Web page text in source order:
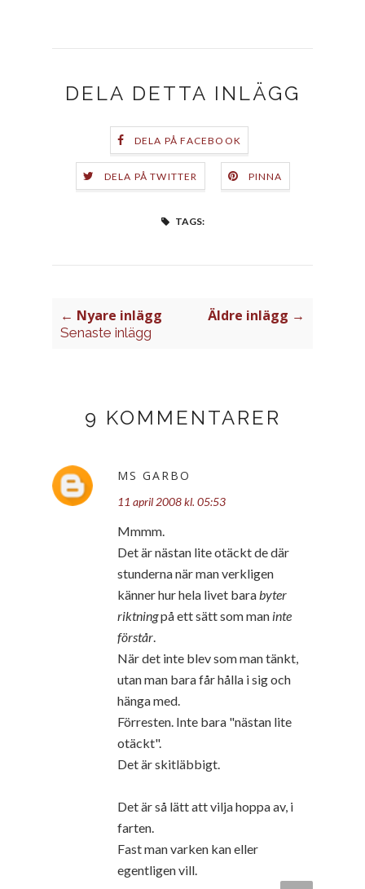
DELA DETTA INLÄGG
DELA PÅ FACEBOOK
DELA PÅ TWITTER PINNA
TAGS:
← Nyare inlägg
Senaste inlägg
Äldre inlägg →
9 KOMMENTARER
MS GARBO
11 april 2008 kl. 05:53
Mmmm.
Det är nästan lite otäckt de där
stunderna när man verkligen
känner hur hela livet bara byter
riktningpå ett sätt som man inte
förstår
När det inte blev som man tänkt,
utan man bara får hålla i sig och
hänga med.
Förresten. Inte bara "nästan lite
otäckt".
Det är skitläbbigt.
Det är så lätt att vilja hoppa av, i
farten.
Fast man varken kan eller
egentligen vill.